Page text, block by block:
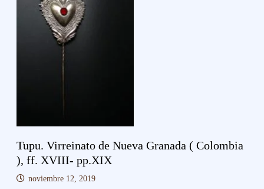
Tupu. Virreinato de Nueva Granada ( Colombia
), ff. XVIII- pp.XIX
noviembre 12, 2019